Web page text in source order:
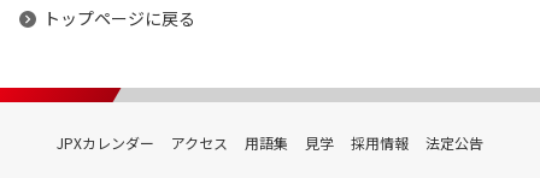
トップページに戻る
JPXカレンダー アクセス 用語集 見学 採用情報 法定公告